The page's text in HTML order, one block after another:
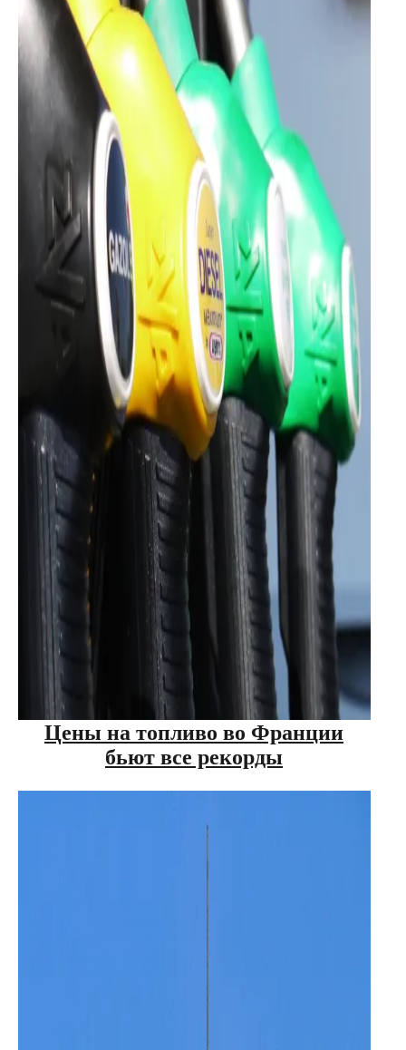
Цены на топливо во Франции
бьют все рекорды